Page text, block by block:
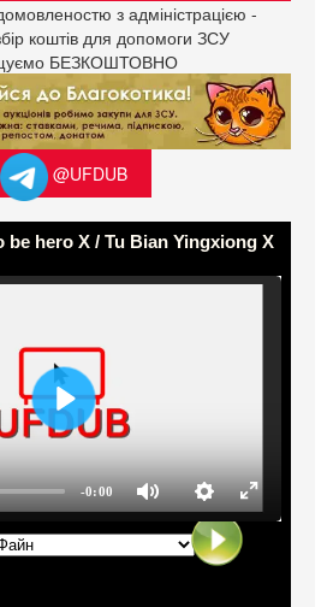
з адміністрацією -
коштів для допомоги ЗСУ
БЕЗКОШТОВНО
@UFDUB